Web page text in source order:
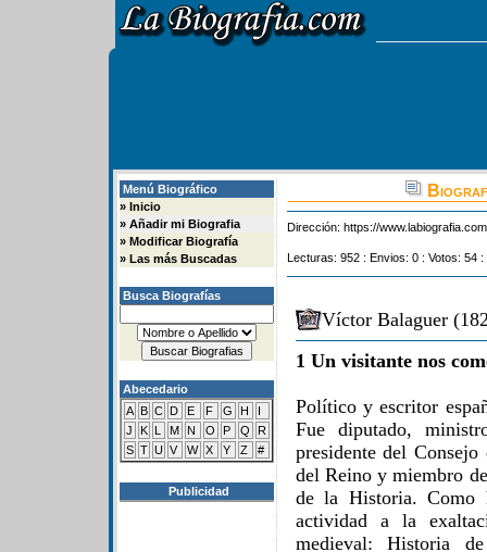
Menú Biográfico
» Inicio
» Añadir mi Biografia
» Modificar Biografía
» Las más Buscadas
Busca Biografías
Abecedario
A B C D E F G H
I
J
K L M N O P Q
R
S T U V W X Y Z #
Publicidad
Dirección: https://
Lecturas: 952 : Envios: 0 : Votos: 54
Víctor Balaguer
1 Un visitante nos
Político y escritor
Fue diputado,
presidente del
del Reino y miembro
de la Historia. Como
actividad a la
medieval: Historia